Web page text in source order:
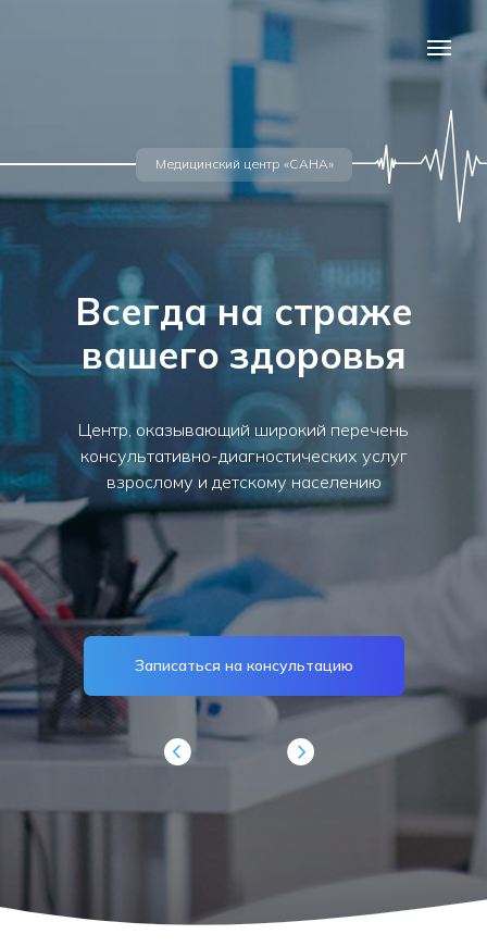
Всегда на страже
вашего здоровья
Центр, оказывающий широкий перечень
консультативно-диагностических услуг
взрослому и детскому населению
Записаться на консультацию
Медицинский центр «САНА»